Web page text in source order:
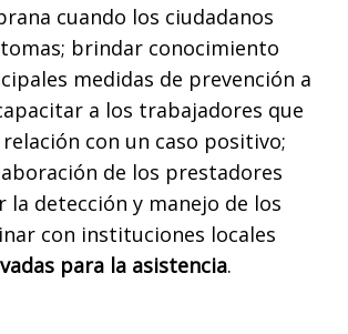
cuando los ciudadanos
brindar conocimiento
medidas de prevención a
a los trabajadores que
con un caso positivo;
de los prestadores
la detección y manejo de los
con instituciones locales
para la asistencia.